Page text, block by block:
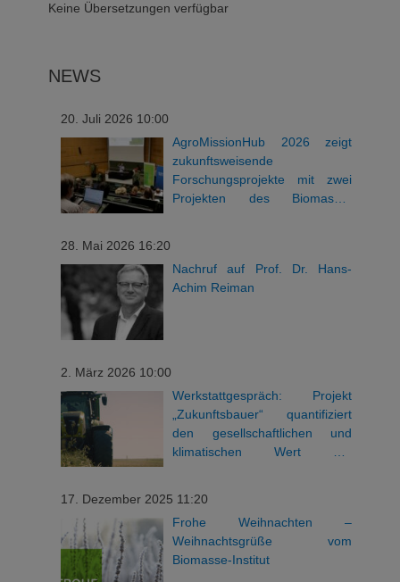
Keine Übersetzungen verfügbar
NEWS
20. Juli 2026 10:00
AgroMissionHub 2026 zeigt
zukunftsweisende
Forschungsprojekte mit zwei
Projekten des Biomasse-
28. Mai 2026 16:20
Nachruf auf Prof. Dr. Hans-
Achim Reiman
2. März 2026 10:00
Werkstattgespräch: Projekt
„Zukunftsbauer“ quantifiziert
den gesellschaftlichen und
klimatischen Wert der
17. Dezember 2025 11:20
Frohe Weihnachten –
Weihnachtsgrüße vom
Biomasse-Institut